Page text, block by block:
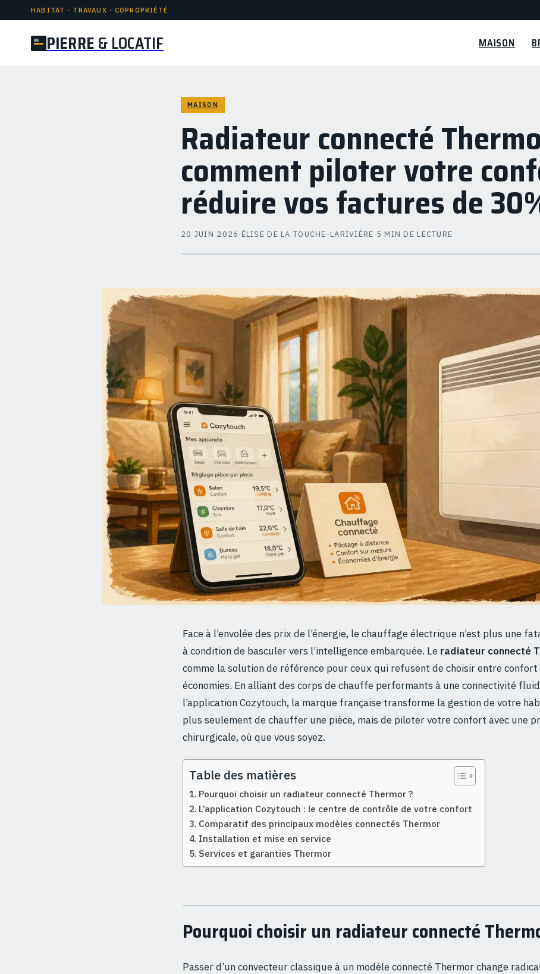
HABITAT · TRAVAUX · COPROPRIÉTÉ
PIERRE & LOCATIF MAISON
MAISON
Radiateur connecté
comment piloter votre
réduire vos factures de
20 JUIN 2026· ÉLISE DE LA TOUCHE-LARIVIÈRE·5 MIN DE LECTURE
Face à l’envolée des prix de l’énergie, le chauffage électrique n’est plus une
à condition de basculer vers l’intelligence embarquée. Le radiateur connecté
comme la solution de référence pour ceux qui refusent de choisir entre
économies. En alliant des corps de chauffe performants à une connectivité
l’application Cozytouch, la marque française transforme la gestion de votre
plus seulement de chauffer une pièce, mais de piloter votre confort avec une
chirurgicale, où que vous soyez.
Table des matières
Pourquoi choisir un radiateur connecté Thermor ?
L’application Cozytouch : le centre de contrôle de votre confort
Comparatif des principaux modèles connectés Thermor
Installation et mise en service
Services et garanties Thermor
Pourquoi choisir un radiateur connecté
Passer d’un convecteur classique à un modèle connecté Thermor change